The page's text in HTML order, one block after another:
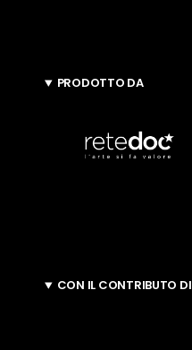
PRODOTTO DA
CON IL CONTRIBUTO DI